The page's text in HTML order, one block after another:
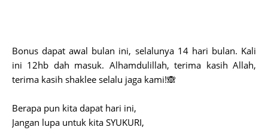
Bonus dapat awal bulan ini, selalunya 14 hari bulan. Kali
ini 12hb dah masuk. Alhamdulillah, terima kasih Allah,
terima kasih shaklee selalu jaga kami!🙈
Berapa pun kita dapat hari ini,
Jangan lupa untuk kita SYUKURI,